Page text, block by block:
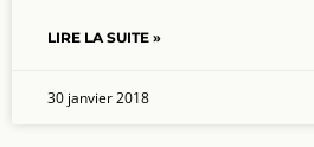
LIRE LA SUITE »
30 janvier 2018